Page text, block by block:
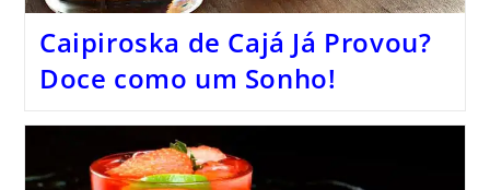
Caipiroska de Cajá Já Provou?
Doce como um Sonho!